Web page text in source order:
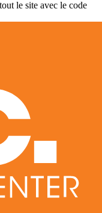
le site avec le code